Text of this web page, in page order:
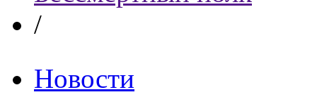
/
Новости